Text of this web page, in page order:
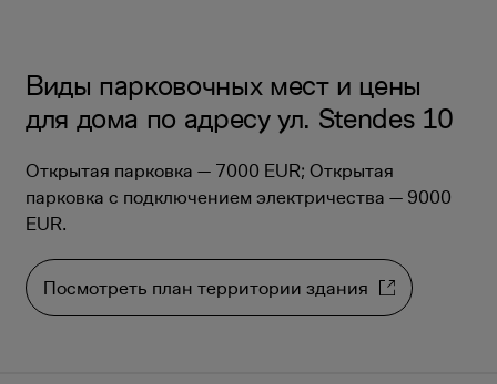
Виды парковочных мест и цены
для дома по адресу ул. Stendes 10
Открытая парковка — 7000 EUR; Открытая
парковка с подключением электричества — 9000
EUR.
Посмотреть план территории здания